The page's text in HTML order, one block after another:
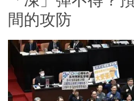
間的攻防